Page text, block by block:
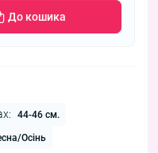
До кошика
44-46 см.
Осінь